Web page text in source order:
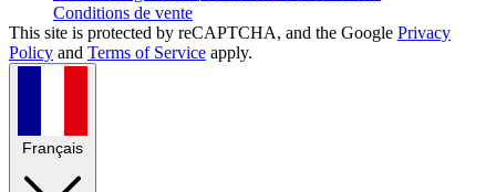
Conditions de vente
This site is protected by reCAPTCHA, and the Google Privacy
Policy and Terms of Service apply.
Français